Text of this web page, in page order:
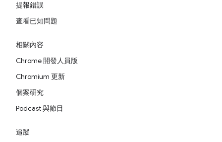
提報錯誤
查看已知問題
相關內容
Chrome 開發人員版
Chromium 更新
個案研究
Podcast 與節目
追蹤